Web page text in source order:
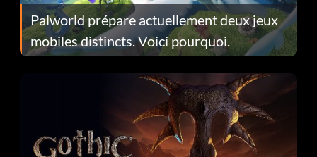
Palworld prépare actuellement deux jeux
mobiles distincts. Voici pourquoi.